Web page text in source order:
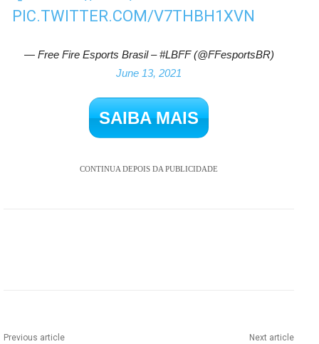
PIC.TWITTER.COM/V7THBH1XVN
— Free Fire Esports Brasil – #LBFF (@FFesportsBR)
June 13, 2021
SAIBA MAIS
CONTINUA DEPOIS DA PUBLICIDADE
Previous article Next article